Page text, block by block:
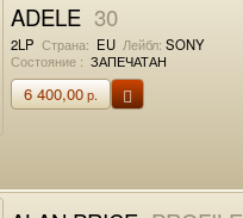
ADELE 30
2LP Страна: EU Лейбл: SONY
Состояние : ЗАПЕЧАТАН
6 400,00р.